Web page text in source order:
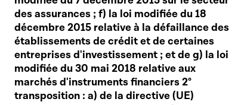
des assurances ; f) la loi modifiée du 18
décembre 2015 relative à la défaillance des
établissements de crédit et de certaines
entreprises d'investissement ; et de g) la loi
modifiée du 30 mai 2018 relative aux
marchés d'instruments financiers 2°
transposition : a) de la directive (UE)